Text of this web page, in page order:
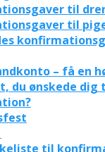
til
til
– få en
du ønskede dig
til